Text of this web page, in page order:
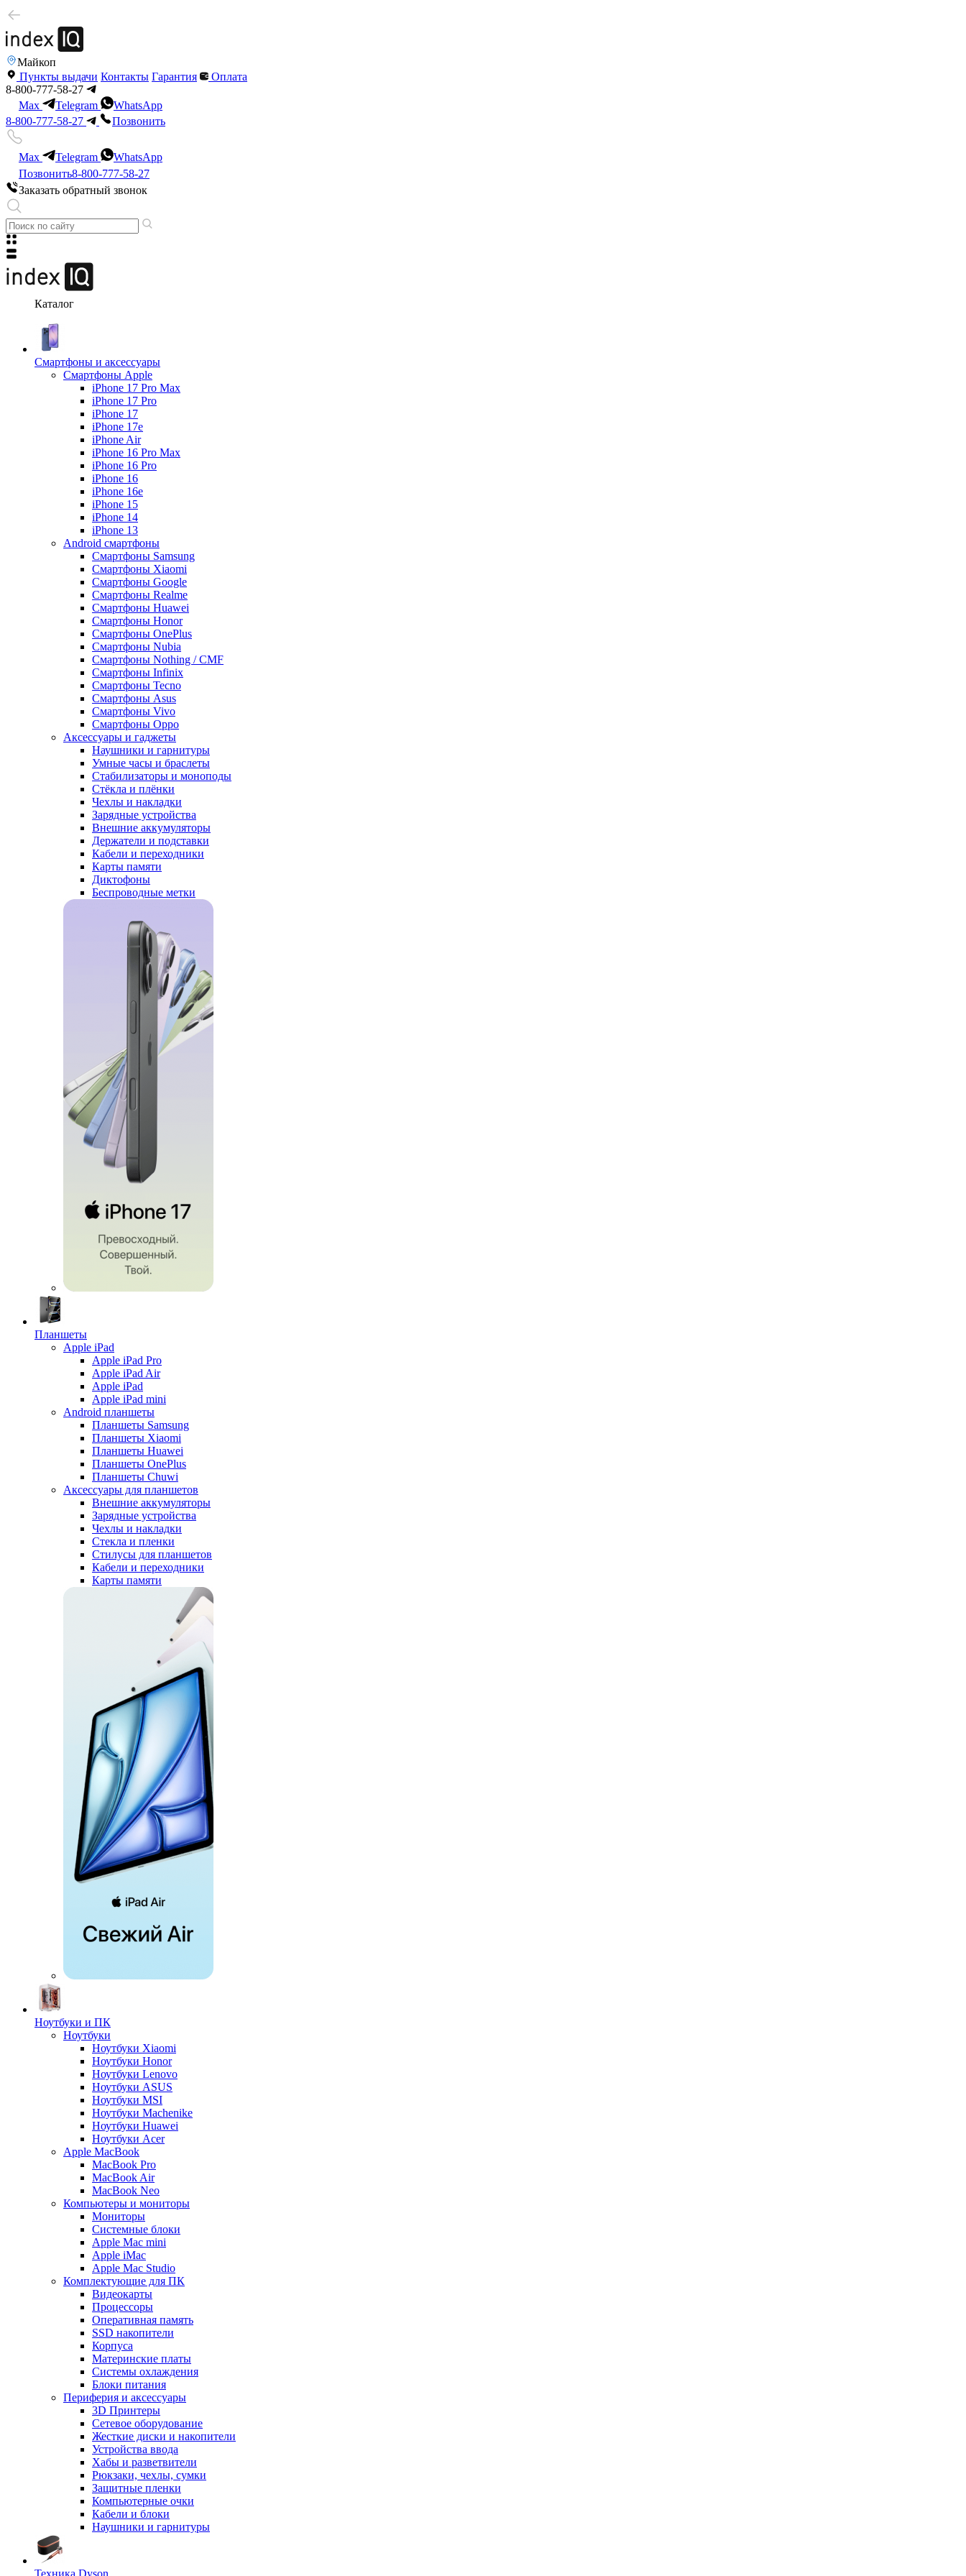
Майкоп
Пункты выдачи Контакты Гарантия
Оплата
8-800-777-58-27
Max
Telegram
WhatsApp
8-800-777-58-27
Позвонить
Max Telegram
WhatsApp
Позвонить8-800-777-58-27
Заказать обратный звонок
Каталог
Смартфоны и аксессуары
Смартфоны Apple
iPhone 17 Pro Max
iPhone 17 Pro
iPhone 17
iPhone 17e
iPhone Air
iPhone 16 Pro Max
iPhone 16 Pro
iPhone 16
iPhone 16e
iPhone 15
iPhone 14
iPhone 13
Android cмартфоны
Смартфоны Samsung
Смартфоны Xiaomi
Смартфоны Google
Смартфоны Realme
Смартфоны Huawei
Смартфоны Honor
Смартфоны OnePlus
Смартфоны Nubia
Смартфоны Nothing / CMF
Смартфоны Infinix
Смартфоны Tecno
Смартфоны Asus
Смартфоны Vivo
Смартфоны Oppo
Аксессуары и гаджеты
Наушники и гарнитуры
Умные часы и браслеты
Стабилизаторы и моноподы
Стёкла и плёнки
Чехлы и накладки
Зарядные устройства
Внешние аккумуляторы
Держатели и подставки
Кабели и переходники
Карты памяти
Диктофоны
Беспроводные метки
Планшеты
Apple iPad
Apple iPad Pro
Apple iPad Air
Apple iPad
Apple iPad mini
Android планшеты
Планшеты Samsung
Планшеты Xiaomi
Планшеты Huawei
Планшеты OnePlus
Планшеты Chuwi
Аксессуары для планшетов
Внешние аккумуляторы
Зарядные устройства
Чехлы и накладки
Стекла и пленки
Стилусы для планшетов
Кабели и переходники
Карты памяти
Ноутбуки и ПК
Ноутбуки
Ноутбуки Xiaomi
Ноутбуки Honor
Ноутбуки Lenovo
Ноутбуки ASUS
Ноутбуки MSI
Ноутбуки Machenike
Ноутбуки Huawei
Ноутбуки Acer
Apple MacBook
MacBook Pro
MacBook Air
MacBook Neo
Компьютеры и мониторы
Мониторы
Системные блоки
Apple Mac mini
Apple iMac
Apple Mac Studio
Комплектующие для ПК
Видеокарты
Процессоры
Оперативная память
SSD накопители
Корпуса
Материнские платы
Системы охлаждения
Блоки питания
Периферия и аксессуары
3D Принтеры
Сетевое оборудование
Жесткие диски и накопители
Устройства ввода
Хабы и разветвители
Рюкзаки, чехлы, сумки
Защитные пленки
Компьютерные очки
Кабели и блоки
Наушники и гарнитуры
Техника Dyson